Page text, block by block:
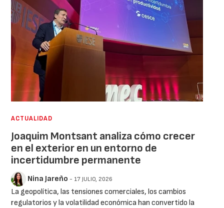
ACTUALIDAD
Joaquim Montsant analiza cómo crecer
en el exterior en un entorno de
incertidumbre permanente
Nina Jareño - 17 JULIO, 2026
La geopolítica, las tensiones comerciales, los cambios
regulatorios y la volatilidad económica han convertido la